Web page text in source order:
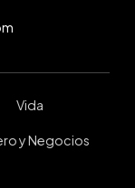
Vida
y Negocios